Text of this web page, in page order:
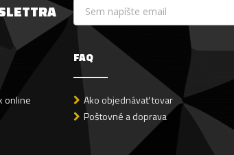
online
FAQ
Ako objednávať tovar
Poštovné a doprava